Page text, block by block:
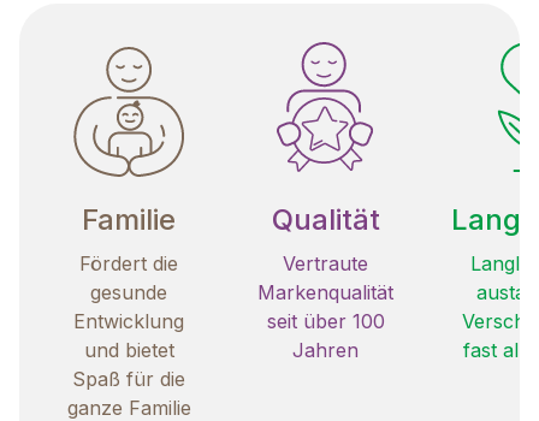
Familie
Fördert die
gesunde
Entwicklung
und bietet
Spaß für die
ganze Familie
Qualität
Vertraute
Markenqualität
seit über 100
Jahren
fast